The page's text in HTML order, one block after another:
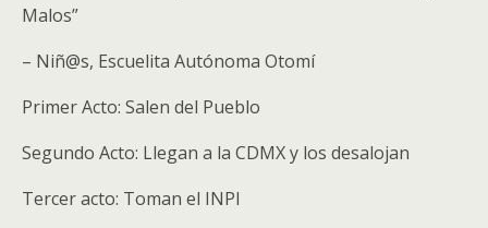
Malos”
– Niñ@s, Escuelita Autónoma Otomí
Primer Acto: Salen del Pueblo
Segundo Acto: Llegan a la CDMX y los desalojan
Tercer acto: Toman el INPI